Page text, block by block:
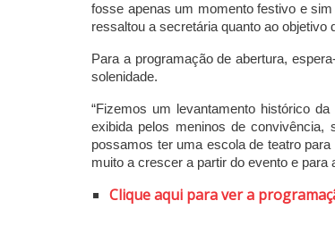
fosse apenas um momento festivo e
ressaltou a secretária quanto ao
Para a programação de abertura,
solenidade.
“Fizemos um levantamento histórico
exibida pelos meninos de convivência,
possamos ter uma escola de teatro
muito a crescer a partir do evento e para
Clique aqui para ver a